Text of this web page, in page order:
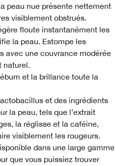
peau nue présente nettement
visiblement obstrués.
floute instantanément les
la peau. Estompe les
avec une couvrance modérée
naturel.
et la brillance toute la
et des ingrédients
la peau, tels que l’extrait
la réglisse et la caféine,
visiblement les rougeurs.
dans une large gamme
que vous puissiez trouver